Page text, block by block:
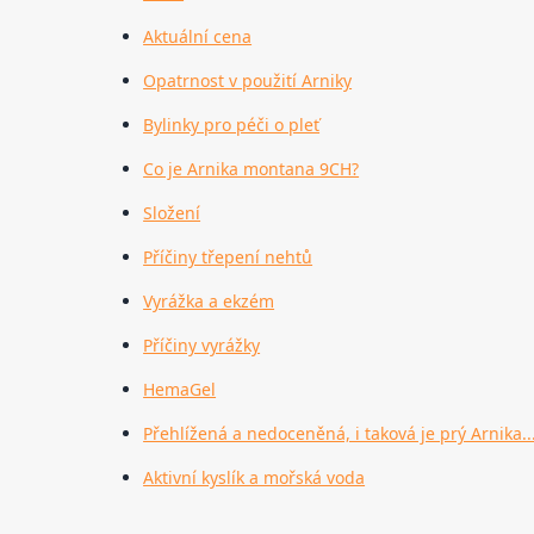
Aktuální cena
Opatrnost v použití Arniky
Bylinky pro péči o pleť
Co je Arnika montana 9CH?
Složení
Příčiny třepení nehtů
Vyrážka a ekzém
Příčiny vyrážky
HemaGel
Přehlížená a nedoceněná, i taková je prý
Aktivní kyslík a mořská voda